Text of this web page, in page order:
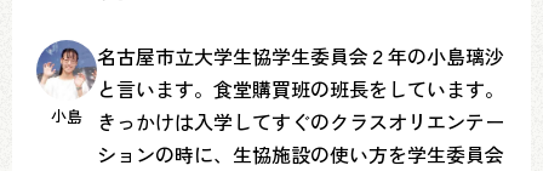
小島
名古屋市立大学生協学生委員会２年の小島璃沙
と言います。食堂購買班の班長をしています。
きっかけは入学してすぐのクラスオリエンテー
ションの時に、生協施設の使い方を学生委員会